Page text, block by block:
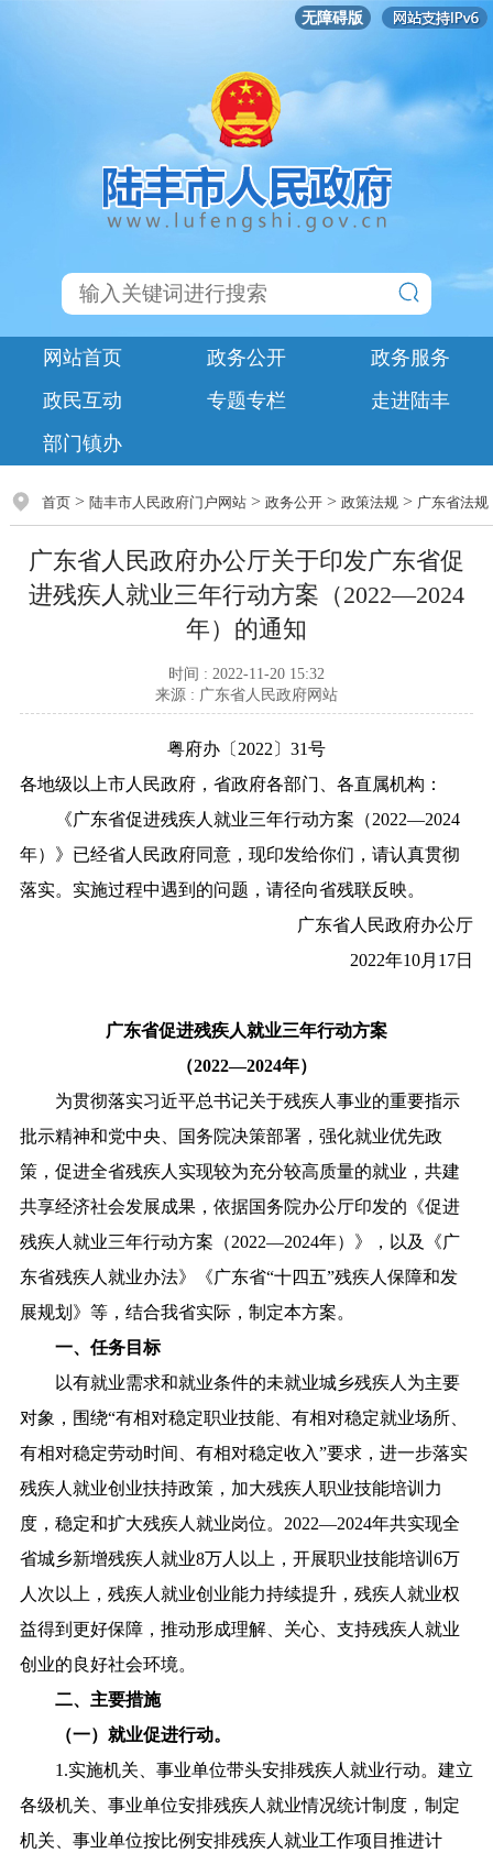
无障碍版
网站首页 政务公开
政务服务
政民互动
专题专栏
走进陆丰
部门镇办
首页> 陆丰市人民政府门户网站> 政务公开> 政策法规> 广东省法规
广东省人民政府办公厅关于印发广东省促
进残疾人就业三年行动方案（2022—2024
年）的通知
时间 : 2022-11-20 15:32
来源 : 广东省人民政府网站
粤府办〔2022〕31号
各地级以上市人民政府，省政府各部门、各直属机构：
《广东省促进残疾人就业三年行动方案（2022—2024
年）》已经省人民政府同意，现印发给你们，请认真贯彻
落实。实施过程中遇到的问题，请径向省残联反映。
广东省人民政府办公厅
2022年10月17日
广东省促进残疾人就业三年行动方案
（2022—2024年）
为贯彻落实习近平总书记关于残疾人事业的重要指示
批示精神和党中央、国务院决策部署，强化就业优先政
策，促进全省残疾人实现较为充分较高质量的就业，共建
共享经济社会发展成果，依据国务院办公厅印发的《促进
残疾人就业三年行动方案（2022—2024年）》，以及《广
东省残疾人就业办法》《广东省“十四五”残疾人保障和发
展规划》等，结合我省实际，制定本方案。
一、任务目标
以有就业需求和就业条件的未就业城乡残疾人为主要
对象，围绕“有相对稳定职业技能、有相对稳定就业场所、
有相对稳定劳动时间、有相对稳定收入”要求，进一步落实
残疾人就业创业扶持政策，加大残疾人职业技能培训力
度，稳定和扩大残疾人就业岗位。2022—2024年共实现全
省城乡新增残疾人就业8万人以上，开展职业技能培训6万
人次以上，残疾人就业创业能力持续提升，残疾人就业权
益得到更好保障，推动形成理解、关心、支持残疾人就业
创业的良好社会环境。
二、主要措施
（一）就业促进行动。
1.实施机关、事业单位带头安排残疾人就业行动。建立
各级机关、事业单位安排残疾人就业情况统计制度，制定
机关、事业单位按比例安排残疾人就业工作项目推进计